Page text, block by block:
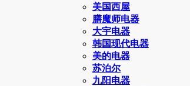
美国西屋
膳魔师电器
大宇电器
韩国现代电器
美的电器
苏泊尔
九阳电器